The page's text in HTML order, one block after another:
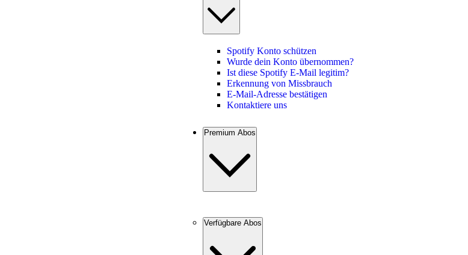
Spotify Konto schützen
Wurde dein Konto übernommen?
Ist diese Spotify E-Mail legitim?
Erkennung von Missbrauch
E-Mail-Adresse bestätigen
Kontaktiere uns
Premium Abos
Verfügbare Abos